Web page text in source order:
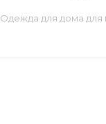
Одежда для дома